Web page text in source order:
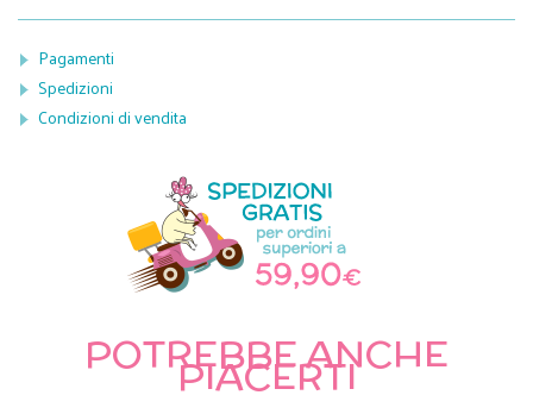
Pagamenti
Spedizioni
Condizioni di vendita
POTREBBE ANCHE
PIACERTI